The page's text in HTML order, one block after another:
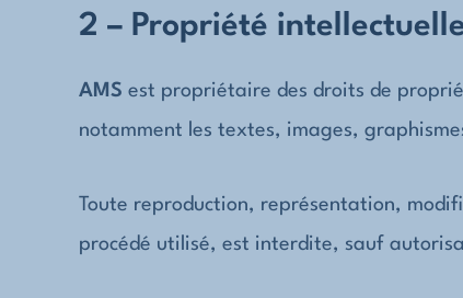
2 – Propriété
AMS est propriétaire des droits de
notamment les textes, images,
Toute reproduction, représentation,
procédé utilisé, est interdite, sauf